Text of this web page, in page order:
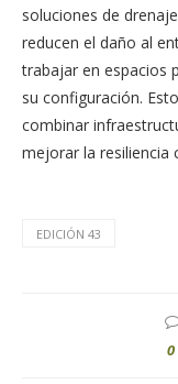
soluciones de
reducen el daño al
trabajar en espacios
su configuración.
combinar
mejorar la resiliencia
EDICIÓN 43
0